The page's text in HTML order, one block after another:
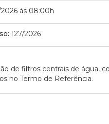
2026 às 08:00h
127/2026
de filtros centrais de água,
no Termo de Referência.